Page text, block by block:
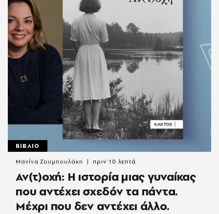
ΒΙΒΛΙΟ
Αν(τ)οχή: Η ιστορία μιας γυναίκας
που αντέχει σχεδόν τα πάντα.
Μέχρι που δεν αντέχει άλλο.
Μανίνα Ζουμπουλάκη πριν 10 λεπτά